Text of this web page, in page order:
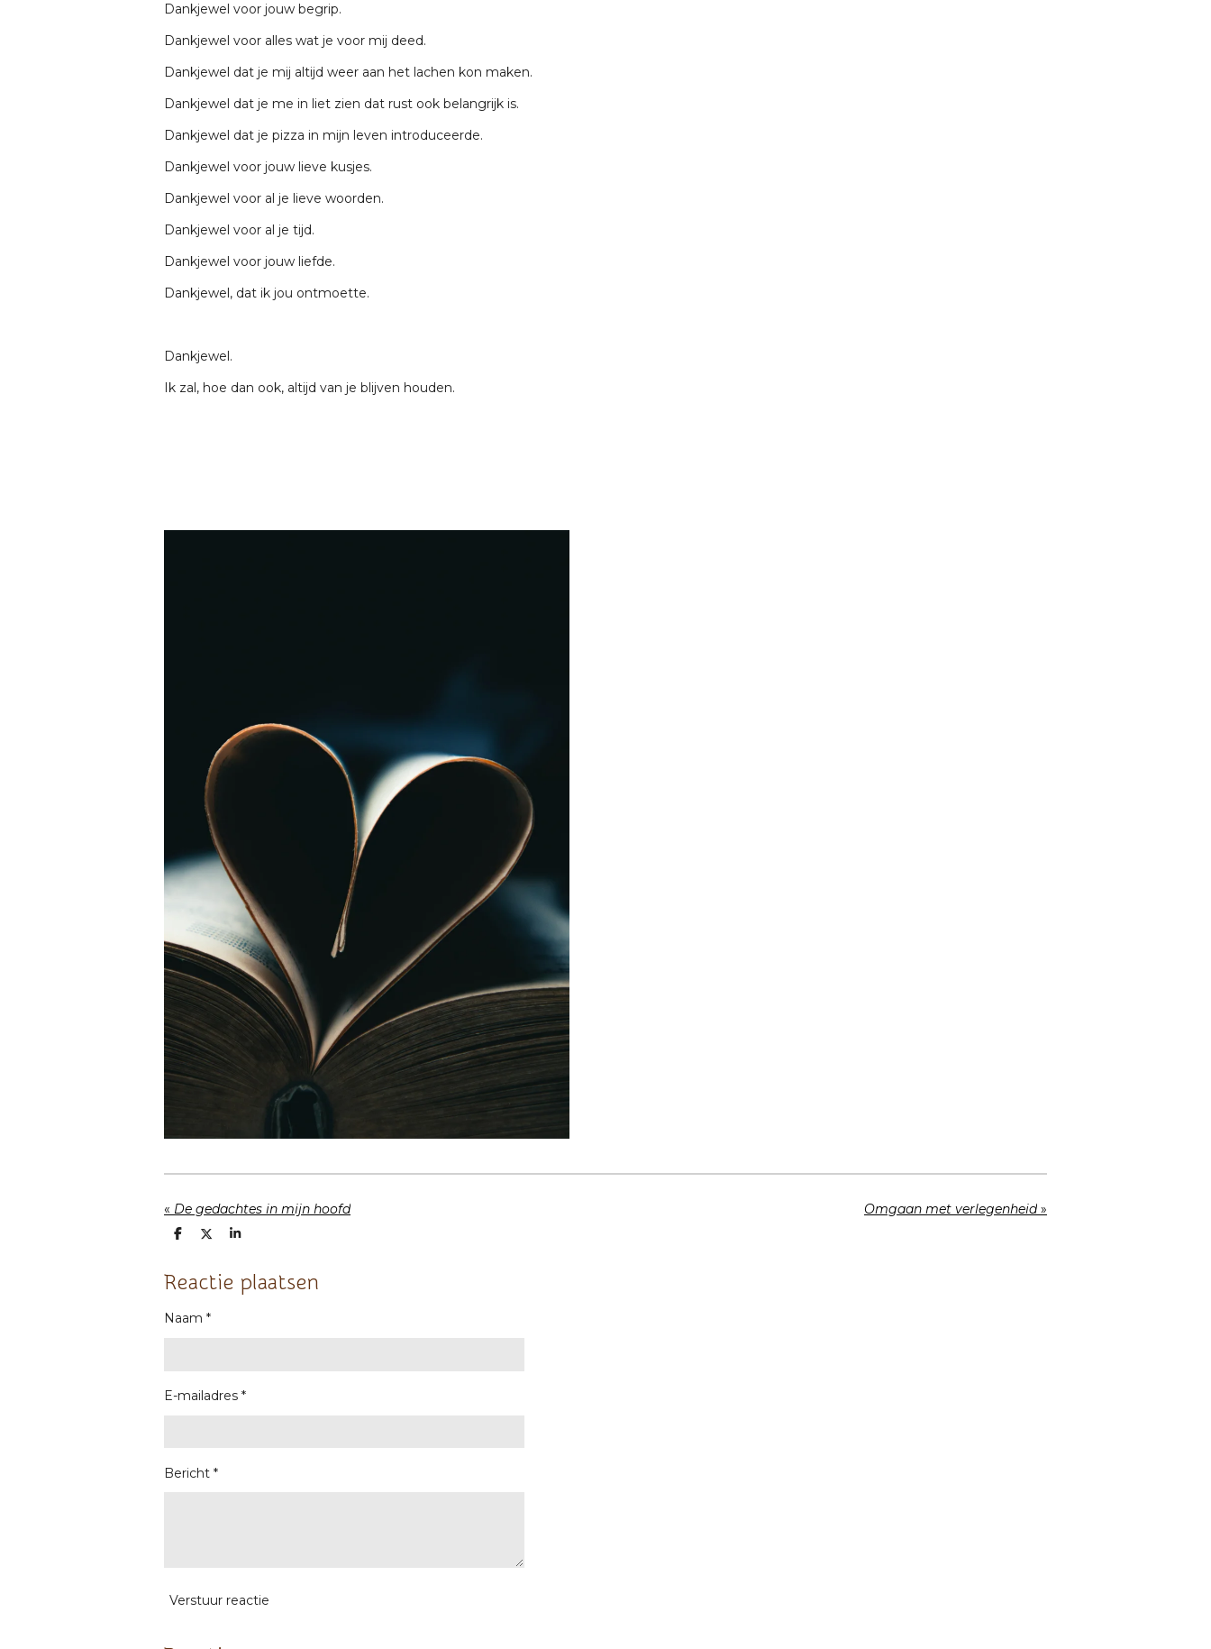
Dankjewel voor jouw begrip.
Dankjewel voor alles wat je voor mij deed.
Dankjewel dat je mij altijd weer aan het lachen kon maken.
Dankjewel dat je me in liet zien dat rust ook belangrijk is.
Dankjewel dat je pizza in mijn leven introduceerde.
Dankjewel voor jouw lieve kusjes.
Dankjewel voor al je lieve woorden.
Dankjewel voor al je tijd.
Dankjewel voor jouw liefde.
Dankjewel, dat ik jou ontmoette.
Dankjewel.
Ik zal, hoe dan ook, altijd van je blijven houden.
« De gedachtes in mijn hoofd Omgaan met verlegenheid »
D
e
n
D
l
S
Reactie plaatsen
Naam *
E-mailadres *
Bericht *
Verstuur reactie